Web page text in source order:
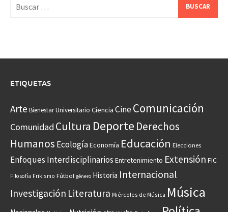
ETIQUETAS
Arte Bienestar Universitario Ciencia CineComunicación
Comunidad Cultura Deporte Derechos
Humanos EcologíaEconomía Educación Elecciones
Enfoques Interdisciplinarios Entretenimiento Extensión FIC
Filosofía Frikismo Fútbol género Historia Internacional
Investigación Literatura Miércoles de Música Música